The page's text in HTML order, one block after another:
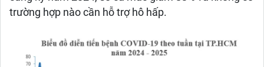
trường hợp nào cần hỗ trợ hô hấp.